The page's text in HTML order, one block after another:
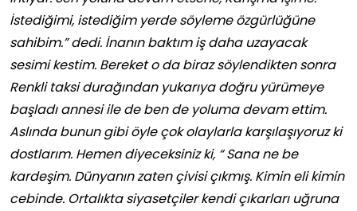
İstediğimi, istediğim yerde söyleme özgürlüğüne
sahibim.” dedi. İnanın baktım iş daha uzayacak
sesimi kestim. Bereket o da biraz söylendikten sonra
Renkli taksi durağından yukarıya doğru yürümeye
başladı annesi ile de ben de yoluma devam ettim.
Aslında bunun gibi öyle çok olaylarla karşılaşıyoruz ki
dostlarım. Hemen diyeceksiniz ki, “ Sana ne be
kardeşim. Dünyanın zaten çivisi çıkmış. Kimin eli kimin
cebinde. Ortalıkta siyasetçiler kendi çıkarları uğruna